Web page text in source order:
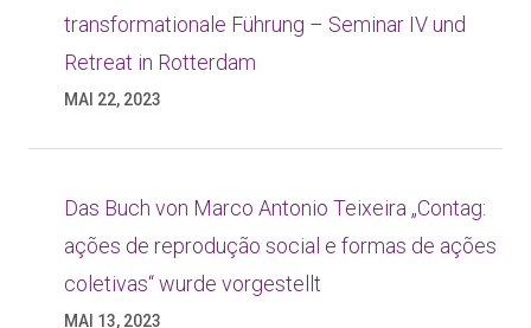
transformationale Führung – Seminar IV und
Retreat in Rotterdam
MAI 22, 2023
Das Buch von Marco Antonio Teixeira „Contag:
ações de reprodução social e formas de ações
coletivas“ wurde vorgestellt
MAI 13, 2023